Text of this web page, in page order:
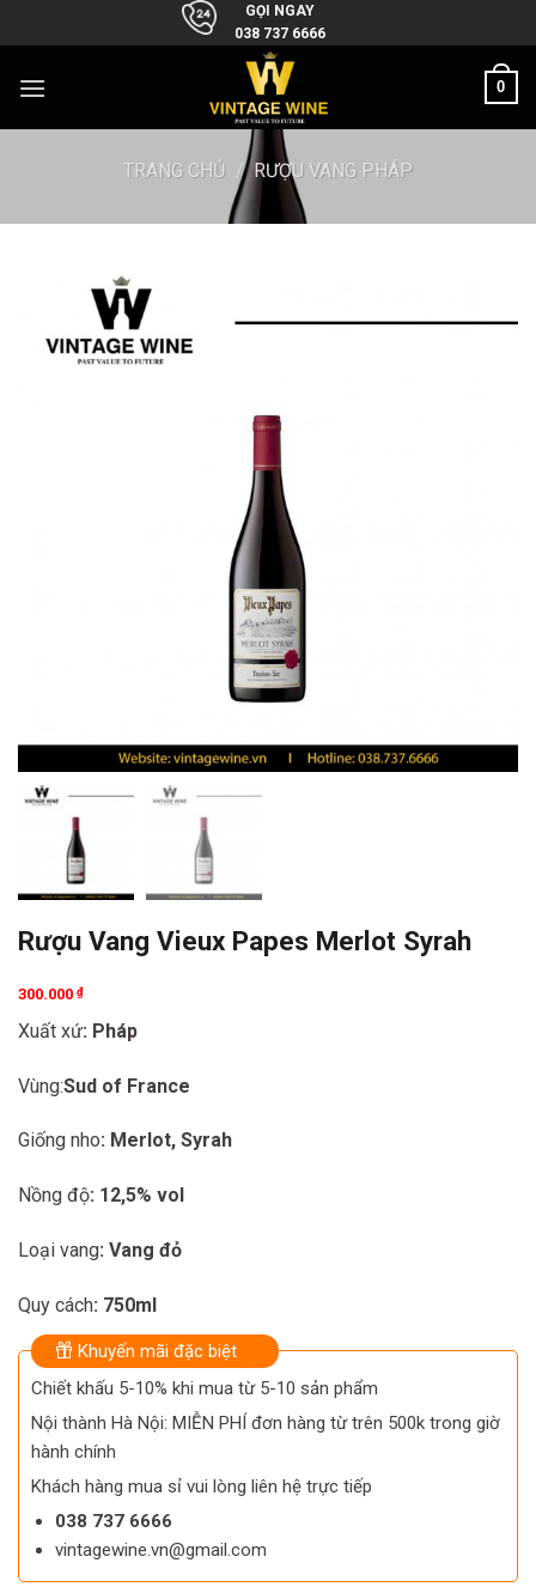
to
GỌI NGAY
038 737 6666
0
TRANG CHỦ / RƯỢU VANG PHÁP
Rượu Vang Vieux Papes Merlot Syrah
300.000 ₫
Xuất xứ: Pháp
Vùng:Sud of France
Giống nho: Merlot, Syrah
Nồng độ: 12,5% vol
Loại vang: Vang đỏ
Quy cách: 750ml
Khuyến mãi đặc biệt
Chiết khấu 5-10% khi mua từ 5-10 sản phẩm
Nội thành Hà Nội: MIỄN PHÍ đơn hàng từ trên 500k trong giờ
hành chính
Khách hàng mua sỉ vui lòng liên hệ trực tiếp
038 737 6666
vintagewine.vn@gmail.com